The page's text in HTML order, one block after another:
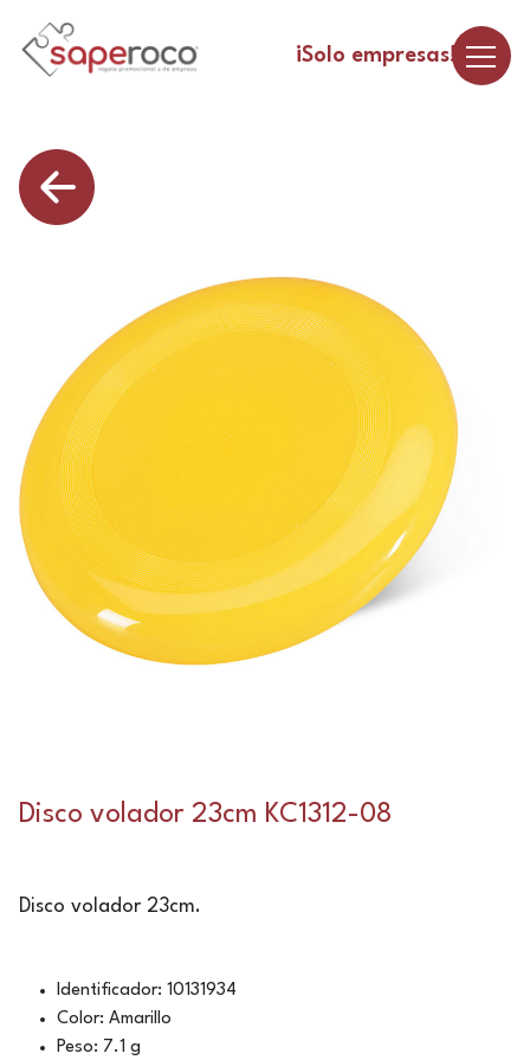
¡Solo empresas!
Disco volador 23cm KC1312-08
Disco volador 23cm.
Identificador: 10131934
Color: Amarillo
Peso: 7.1 g